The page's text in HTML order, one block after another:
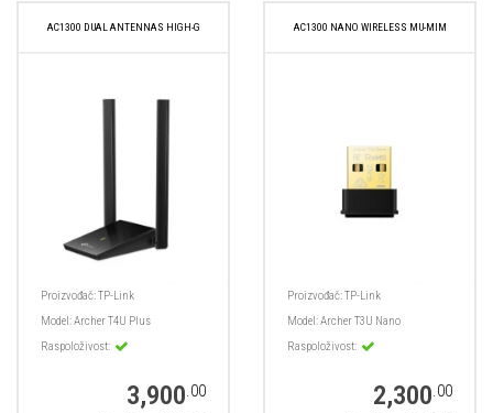
AC1300 DUAL ANTENNAS HIGH-G
Proizvođač:TP-Link
Model:Archer T4U Plus
Raspoloživost:
3,900.00
AC1300 NANO WIRELESS MU-MIM
Proizvođač:TP-Link
Model:Archer T3U Nano
Raspoloživost:
2,300.00